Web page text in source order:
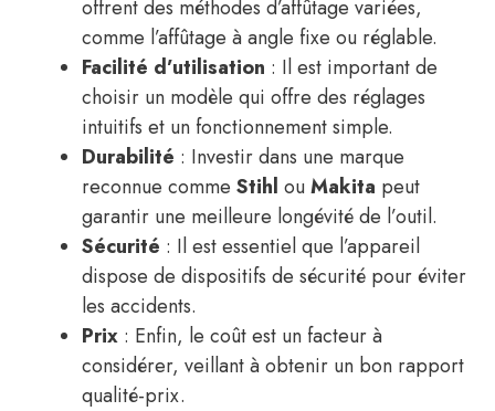
offrent des méthodes d’affûtage variées,
comme l’affûtage à angle fixe ou réglable.
Facilité d’utilisation : Il est important de
choisir un modèle qui offre des réglages
intuitifs et un fonctionnement simple.
Durabilité : Investir dans une marque
reconnue comme Stihl ouMakita peut
garantir une meilleure longévité de l’outil.
Sécurité : Il est essentiel que l’appareil
dispose de dispositifs de sécurité pour éviter
les accidents.
Prix : Enfin, le coût est un facteur à
considérer, veillant à obtenir un bon rapport
qualité-prix.